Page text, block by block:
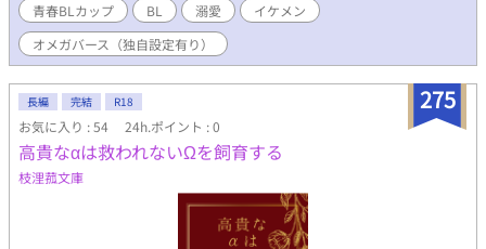
青春BLカップ​ BL 溺愛
イケメン
オメガバース（独自設定有り）
275
長編 完結 R18
お気に入り : 54 24h.ポイント : 0
高貴なαは救われないΩを飼育する
枝浬菰文庫